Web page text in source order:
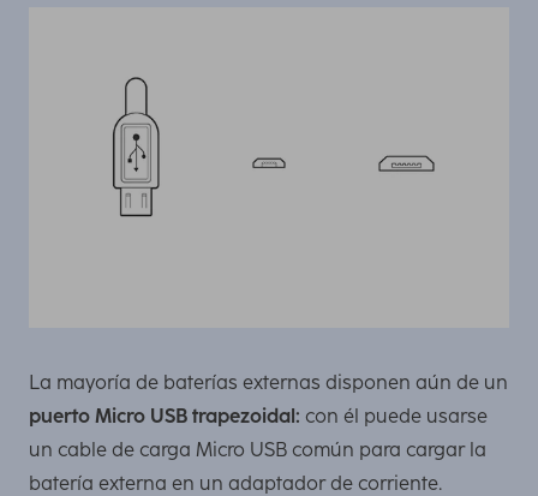
La mayoría de baterías externas disponen aún de un
puerto Micro USB trapezoidal: con él puede usarse
un cable de carga Micro USB común para cargar la
batería externa en un adaptador de corriente.